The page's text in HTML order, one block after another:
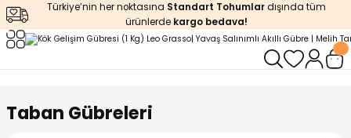
Türkiye’nin her noktasına Standart Tohumlardışında tüm
ürünlerde kargo bedava!
Taban Gübreleri
Geri Dön
Geri Dön
Geri Dön
Geri Dön
Geri Dön